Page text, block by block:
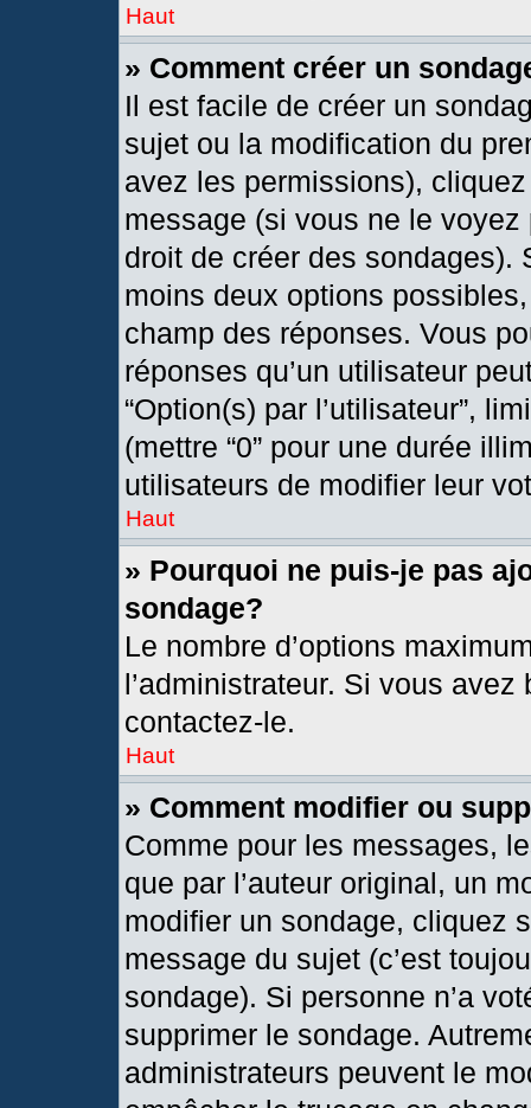
Haut
» Comment créer un
Il est facile de créer un
sujet ou la modification du
avez les permissions),
message (si vous ne le
droit de créer des sondages).
moins deux options
champ des réponses. Vous
réponses qu’un utilisateur
“Option(s) par l’utilisateur”,
(mettre “0” pour une durée
utilisateurs de modifier leur
Haut
» Pourquoi ne puis-je pas
sondage?
Le nombre d’options
l’administrateur. Si vous
contactez-le.
Haut
» Comment modifier ou
Comme pour les messages,
que par l’auteur original, un
modifier un sondage, cliquez
message du sujet (c’est
sondage). Si personne n’a
supprimer le sondage.
administrateurs peuvent le